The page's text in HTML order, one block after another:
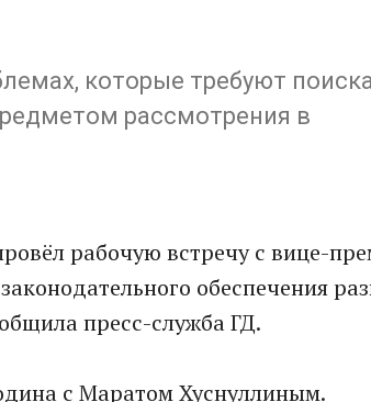
которые требуют
рассмотрения в
рабочую встречу с вице-
обеспечения
пресс-служба ГД.
с Маратом Хуснуллиным.